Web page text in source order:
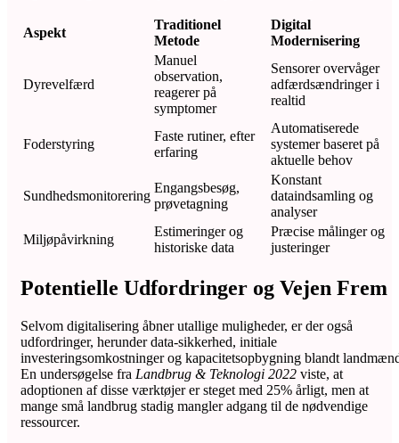
Aspekt
Traditionel
Metode
Digital
Modernisering
Dyrevelfærd
Manuel
observation,
reagerer på
symptomer
Sensorer overvåger
adfærdsændringer i
realtid
Foderstyring
Faste rutiner, efter
erfaring
Automatiserede
systemer baseret på
aktuelle behov
Sundhedsmonitorering
Engangsbesøg,
prøvetagning
Konstant
dataindsamling og
analyser
Miljøpåvirkning
Estimeringer og
historiske data
Præcise målinger og
justeringer
Potentielle Udfordringer og Vejen Frem
Selvom digitalisering åbner utallige muligheder, er der også
udfordringer, herunder data-sikkerhed, initiale
investeringsomkostninger og kapacitetsopbygning blandt
En undersøgelse fra Landbrug & Teknologi 2022 viste, at
adoptionen af disse værktøjer er steget med 25% årligt, men at
mange små landbrug stadig mangler adgang til de nødvendige
ressourcer.